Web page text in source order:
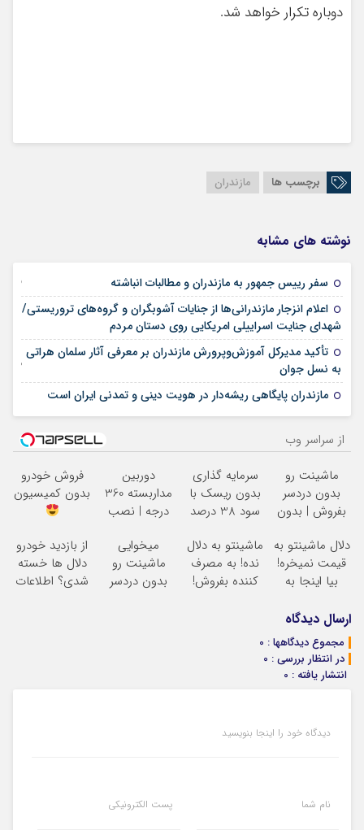
دوباره تکرار خواهد شد.
برچسب ها مازندران
نوشته های مشابه
سفر رییس جمهور به مازندران و مطالبات انباشته 25 فوریه 2026
اعلام انزجار مازندرانی‌ها از جنایات آشوبگران و گروه‌های تروریستی/
شهدای جنایت اسراییلی امریکایی روی دستان مردم
تأکید مدیرکل آموزش‌وپرورش مازندران بر معرفی آثار سلمان هراتی
به نسل جوان
02 نوامبر 2025
مازندران پایگاهی ریشه‌دار در هویت دینی و تمدنی ایران است
از سراسر وب
ماشینت رو
بدون دردسر
بفروش | بدون
سرمایه گذاری
بدون ریسک با
سود 38 درصد
دوربین
مداربسته 360
درجه | نصب
فروش خودرو
بدون کمیسیون
دلال ماشینتو به
قیمت نمیخره!
بیا اینجا به
بفروش*فقط
خریدار واقعی*
ماشینتو به دلال
نده! به مصرف
کننده بفروش!
میخوایی
ماشینت رو
بدون دردسر
از بازدید خودرو
دلال ها خسته
شدی؟ اطلاعات
ارسال دیدگاه
مجموع دیدگاهها : 0
در انتظار بررسی : 0
انتشار یافته : 0
دیدگاه خود را اینجا بنویسید
نام شما پست الکترونیکی